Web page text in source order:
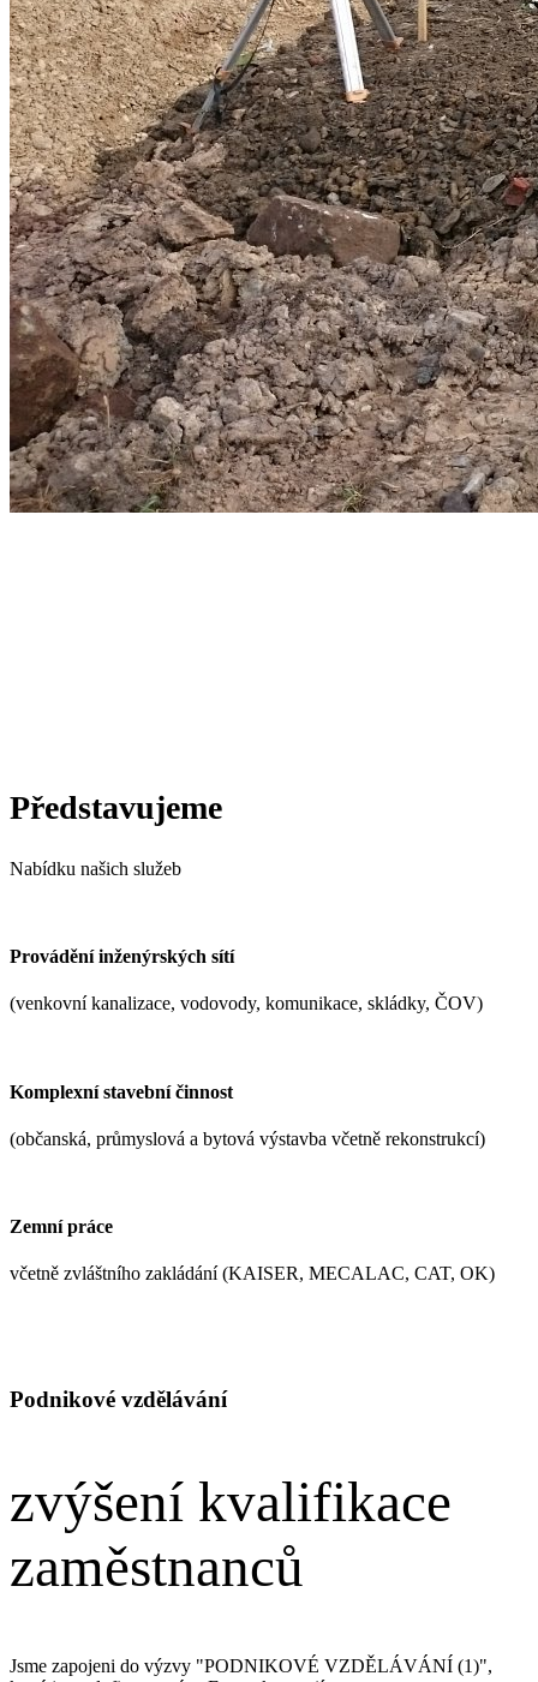
Představujeme
Nabídku našich služeb
Provádění inženýrských sítí
(venkovní kanalizace, vodovody, komunikace, skládky, ČOV)
Komplexní stavební činnost
(občanská, průmyslová a bytová výstavba včetně rekonstrukcí)
Zemní práce
včetně zvláštního zakládání (KAISER, MECALAC, CAT, OK)
Podnikové vzdělávání
zvýšení kvalifikace
zaměstnanců
Jsme zapojeni do výzvy "PODNIKOVÉ VZDĚLÁVÁNÍ (1)",